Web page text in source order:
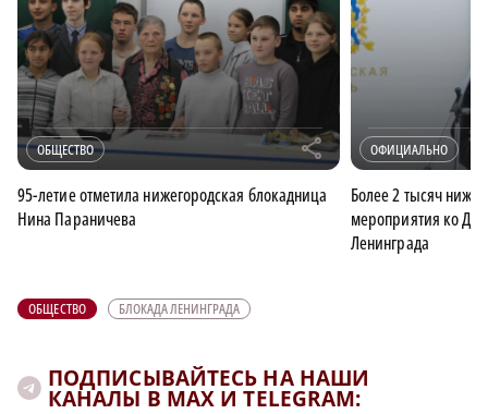
ОБЩЕСТВО r
95-летие отметила нижегородская блокадница
Нина Параничева
ОФИЦИАЛЬНО
Более 2 тысяч
мероприятия ко
Ленинграда
ОБЩЕСТВО БЛОКАДА ЛЕНИНГРАДА
ПОДПИСЫВАЙТЕСЬ НА НАШИ
КАНАЛЫ В MAX И TELEGRAM: